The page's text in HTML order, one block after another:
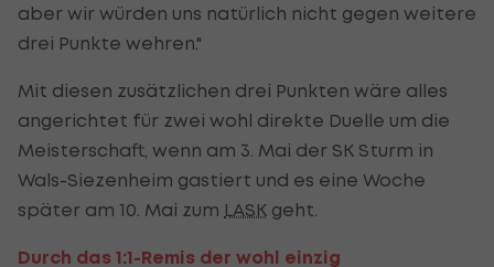
aber wir würden uns natürlich nicht gegen weitere
drei Punkte wehren."
Mit diesen zusätzlichen drei Punkten wäre alles
angerichtet für zwei wohl direkte Duelle um die
Meisterschaft, wenn am 3. Mai der SK Sturm in
Wals-Siezenheim gastiert und es eine Woche
später am 10. Mai zum LASK geht.
Durch das 1:1-Remis der wohl einzig